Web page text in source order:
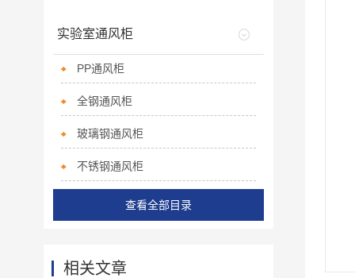
实验室通风柜
PP通风柜
全钢通风柜
玻璃钢通风柜
不锈钢通风柜
查看全部目录
相关文章